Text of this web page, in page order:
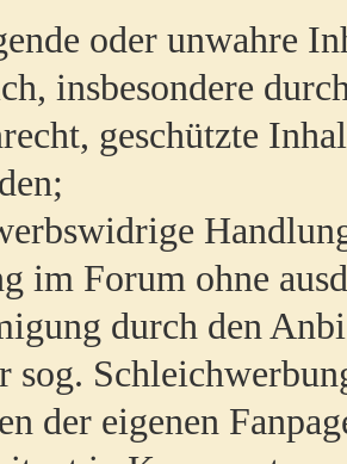
oder unwahre
insbesondere
geschützte
im Forum ohne
durch den
sog.
der eigenen